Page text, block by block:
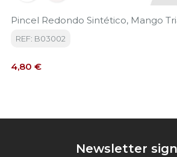
Pincel Redondo Sintético, Mango
REF: B03002
Precio
4,80 €
Newsletter